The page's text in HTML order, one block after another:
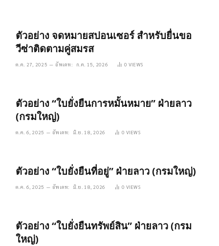
ตัวอย่าง จดหมายสปอนเซอร์ สำหรับยื่นขอ
วีซ่าติดตามคู่สมรส
ต.ค. 27, 2025 อัพเดท: ก.ค. 15, 2026 0 VIEWS
ตัวอย่าง “ใบยั่งยืนการหมั้นหมาย” ฝ่ายลาว
(กรมใหญ่)
ต.ค. 6, 2025 อัพเดท: มิ.ย. 18, 2026 0 VIEWS
ตัวอย่าง “ใบยั่งยืนที่อยู่” ฝ่ายลาว (กรมใหญ่)
ต.ค. 6, 2025 อัพเดท: มิ.ย. 18, 2026 0 VIEWS
ตัวอย่าง “ใบยั่งยืนทรัพย์สิน” ฝ่ายลาว (กรม
ใหญ่)